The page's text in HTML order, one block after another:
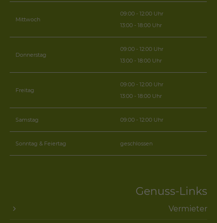
Mittwoch
09:00 - 12:00 Uhr
13:00 - 18:00 Uhr
Donnerstag
09:00 - 12:00 Uhr
13:00 - 18:00 Uhr
Freitag
09:00 - 12:00 Uhr
13:00 - 18:00 Uhr
Samstag 09:00 - 12:00 Uhr
Sonntag & Feiertag geschlossen
Genuss-Links
Vermieter